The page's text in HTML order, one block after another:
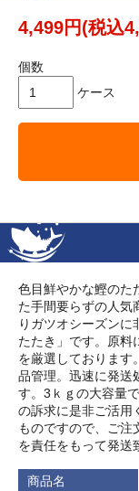
4,499円(税込
個数
ケース
色目鮮やかな鰹のた
た手間要らずの人気
りガツオシーズン
たたき」です。原料
を厳選しておりま
品管理。迅速に発送
す。3ｋｇの大容量
の訴求に是非ご活
ものですので、ご注
を責任をもって発送
商品名